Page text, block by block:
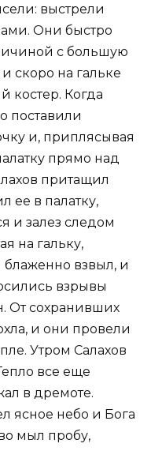
выстрели
Они быстро
с большую
скоро на гальке
костер. Когда
поставили
и, приплясывая
прямо над
притащил
ее в палатку,
и залез следом
на гальку,
блаженно взвыл, и
взрывы
От сохранивших
и они провели
Утром Салахов
все еще
в дремоте.
ясное небо и Бога
мыл пробу,